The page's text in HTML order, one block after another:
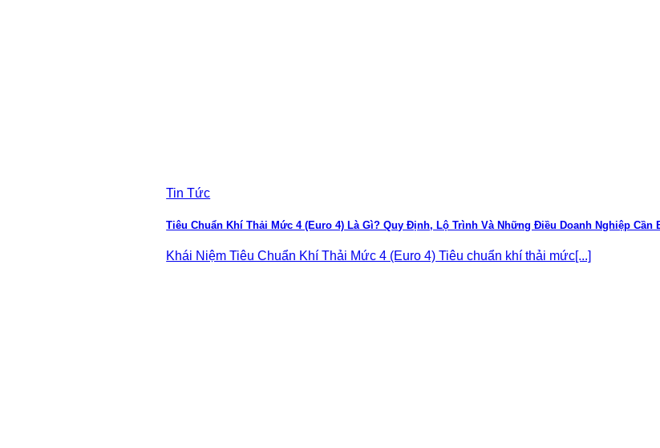
Tin Tức
Tiêu Chuẩn Khí Thải Mức 4 (Euro 4) Là Gì? Quy Định, Lộ Trình Và Những Điều Doanh Nghiệp Cần
Khái Niệm Tiêu Chuẩn Khí Thải Mức 4 (Euro 4) Tiêu chuẩn khí thải mức[...]